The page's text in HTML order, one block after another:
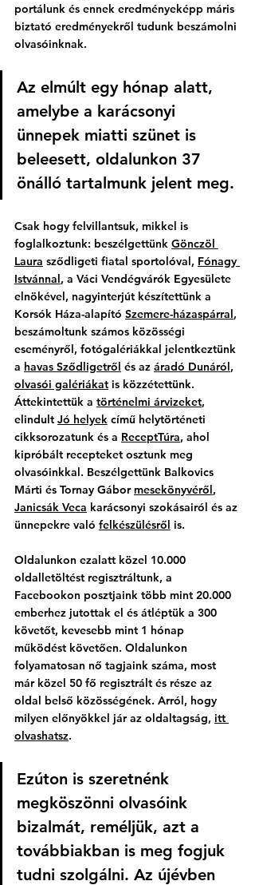
portálunk és ennek eredményeképp máris
biztató eredményekről tudunk beszámolni
olvasóinknak.
Az elmúlt egy hónap alatt,
amelybe a karácsonyi
ünnepek miatti szünet is
beleesett, oldalunkon 37
önálló tartalmunk jelent meg.
Csak hogy felvillantsuk, mikkel is
foglalkoztunk: beszélgettünk Gönczöl
Laura sződligeti fiatal sportolóval, Fónagy
Istvánnal, a Váci Vendégvárók Egyesülete
elnökével, nagyinterjút készítettünk a
Korsók Háza-alapító Szemere-házaspárral,
beszámoltunk számos közösségi
eseményről, fotógalériákkal jelentkeztünk
a havas Sződligetről és az áradó Dunáról,
olvasói galériákat is közzétettünk.
Áttekintettük a történelmi árvizeket,
elindult Jó helyek című helytörténeti
cikksorozatunk és a ReceptTúra, ahol
kipróbált recepteket osztunk meg
olvasóinkkal. Beszélgettünk Balkovics
Márti és Tornay Gábor mesekönyvéről,
Janicsák Veca karácsonyi szokásairól és az
ünnepekre való felkészülésről is.
Oldalunkon ezalatt közel 10.000
oldalletöltést regisztráltunk, a
Facebookon posztjaink több mint 20.000
emberhez jutottak el és átléptük a 300
követőt, kevesebb mint 1 hónap
működést követően. Oldalunkon
folyamatosan nő tagjaink száma, most
már közel 50 fő regisztrált és része az
oldal belső közösségének. Arról, hogy
milyen előnyökkel jár az oldaltagság, itt
olvashatsz.
Ezúton is szeretnénk
megköszönni olvasóink
bizalmát, reméljük, azt a
továbbiakban is meg fogjuk
tudni szolgálni. Az újévben